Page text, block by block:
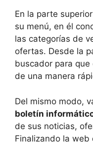
En la parte
su menú, en él
las categorías de
ofertas. Desde la
buscador para
de una manera
Del mismo modo,
boletín
de sus noticias,
Finalizando la